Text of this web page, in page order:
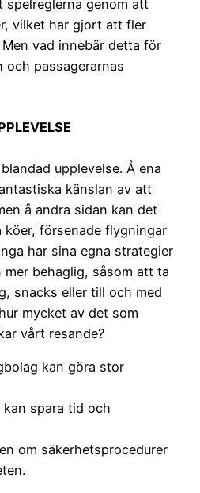
spelreglerna genom att
vilket har gjort att fler
vad innebär detta för
och passagerarnas
upplevelse. Å ena
känslan av att
å andra sidan kan det
köer, försenade flygningar
har sina egna strategier
behaglig, såsom att ta
snacks eller till och med
mycket av det som
vårt resande?
kan göra stor
spara tid och
om säkerhetsprocedurer